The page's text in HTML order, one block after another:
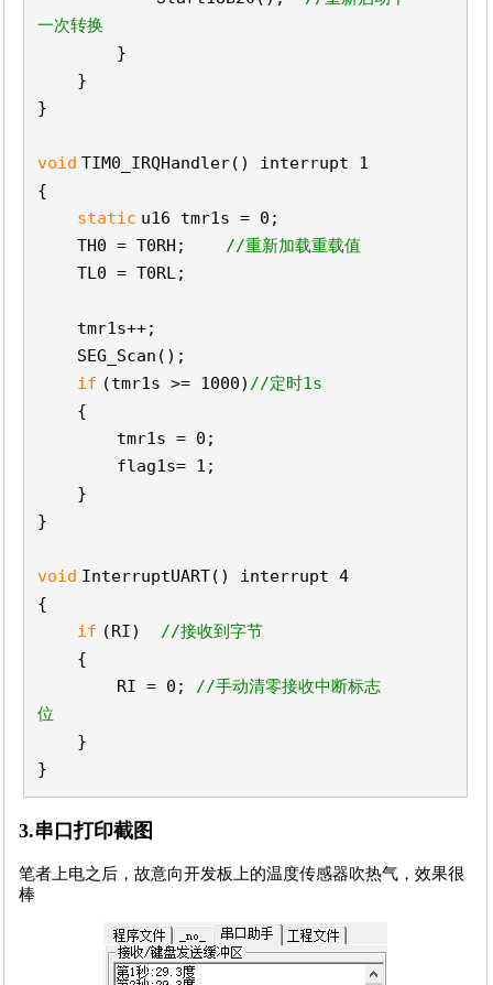
一次转换
}
}
}
void TIM0_IRQHandler() interrupt 1
{
static u16 tmr1s = 0;
TH0 = T0RH; //重新加载重载值
TL0 = T0RL;
tmr1s++;
SEG_Scan();
if (tmr1s >= 1000) //定时1s
{
tmr1s = 0;
flag1s= 1;
}
}
void InterruptUART() interrupt 4
{
if (RI) //接收到字节
{
RI = 0; //手动清零接收中断标志
位
}
}
3.串口打印截图
笔者上电之后，故意向开发板上的温度传感器吹热气，效果很
棒